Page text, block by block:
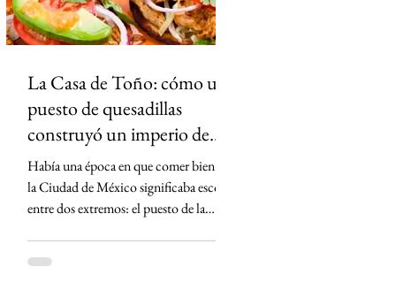
críticas de la oposici
La Casa de Toño: cómo un
puesto de quesadillas
construyó un imperio de
más de 400 millones de
dólares
Había una época en que comer bien en
la Ciudad de México significaba escoger
entre dos extremos: el puesto de la
cuenta dolía más que el hambre. Entre